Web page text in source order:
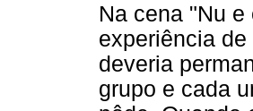
Na cena "Nu
experiência
deveria
grupo e cada